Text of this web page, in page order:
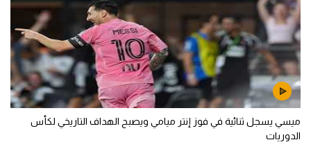
ميسي يسجل ثنائية في فوز إنتر ميامي ويصبح الهداف التاريخي لكأس
الدوريات